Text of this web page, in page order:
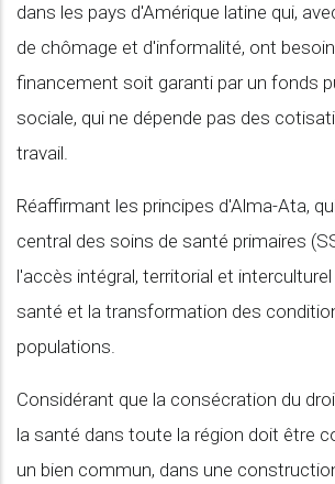
dans les pays d'Amérique latine qui,
de chômage et d'informalité, ont
financement soit garanti par un fonds
sociale, qui ne dépende pas des
travail.
Réaffirmant les principes d'Alma-Ata,
central des soins de santé primaires
l'accès intégral, territorial et
santé et la transformation des
populations.
Considérant que la consécration du
la santé dans toute la région doit être
un bien commun, dans une